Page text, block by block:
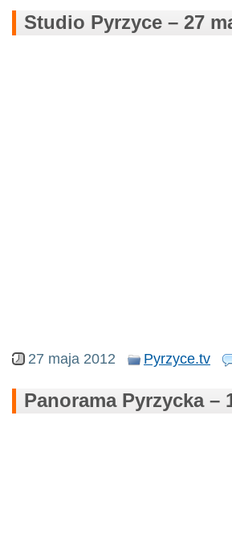
Studio Pyrzyce – 27
27 maja 2012 Pyrzyce.tv
Panorama Pyrzycka –